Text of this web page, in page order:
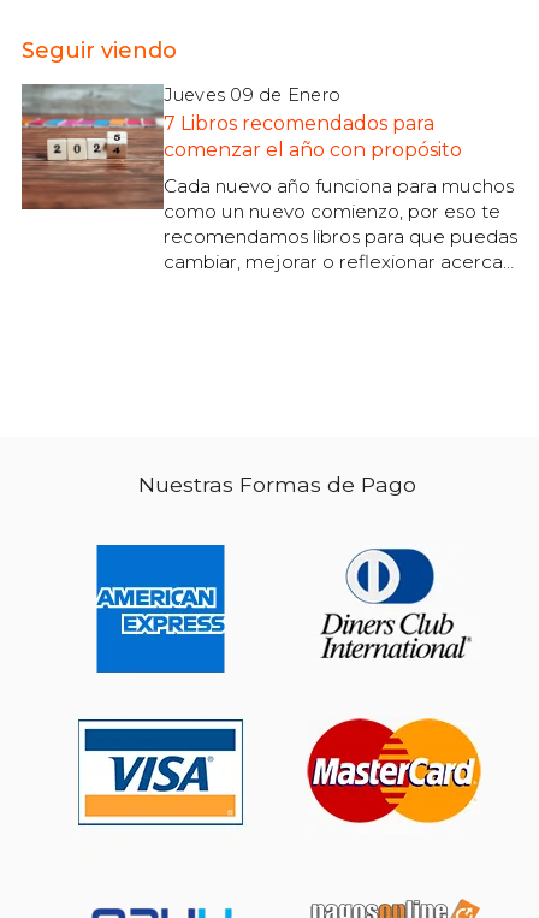
Seguir viendo
Jueves 09 de Enero
7 Libros recomendados para
comenzar el año con propósito
Cada nuevo año funciona para muchos
como un nuevo comienzo, por eso te
recomendamos libros para que puedas
cambiar, mejorar o reflexionar acerca
Nuestras Formas de Pago